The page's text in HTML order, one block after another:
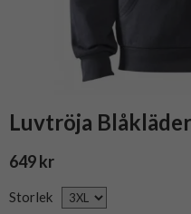
Luvtröja
649 kr
Storlek